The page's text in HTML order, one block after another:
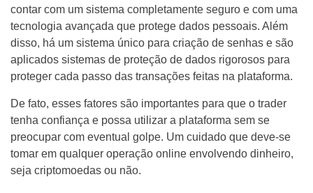
contar com um sistema completamente seguro e com uma
tecnologia avançada que protege dados pessoais. Além
disso, há um sistema único para criação de senhas e são
aplicados sistemas de proteção de dados rigorosos para
proteger cada passo das transações feitas na plataforma.
De fato, esses fatores são importantes para que o trader
tenha confiança e possa utilizar a plataforma sem se
preocupar com eventual golpe. Um cuidado que deve-se
tomar em qualquer operação online envolvendo dinheiro,
seja criptomoedas ou não.